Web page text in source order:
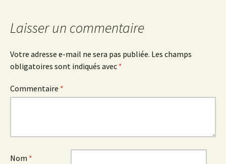
articles
Laisser un commentaire
Votre adresse e-mail ne sera pas publiée. Les champs
obligatoires sont indiqués avec *
Commentaire *
Nom *